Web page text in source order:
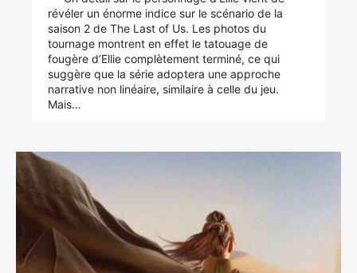
révéler un énorme indice sur le scénario de la
saison 2 de The Last of Us. Les photos du
tournage montrent en effet le tatouage de
fougère d’Ellie complètement terminé, ce qui
suggère que la série adoptera une approche
narrative non linéaire, similaire à celle du jeu.
Mais…